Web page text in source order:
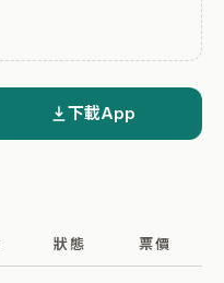
下載App
狀態 票價